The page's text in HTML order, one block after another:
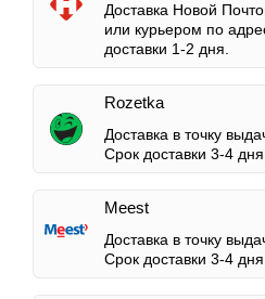
Доставка Новой
или курьером по
доставки 1-2 дня.
Rozetka
Доставка в точку
Срок доставки 3-4 дня.
Meest
Доставка в точку
Срок доставки 3-4 дня.